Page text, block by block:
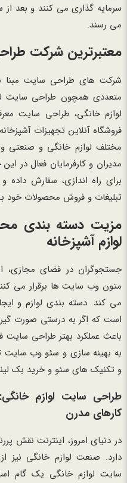
سرمایه گذاری می کنند و بعد
می رسند.
معتبرترین شرکت
شرکت های طراحی سایت
متعددی همچون طراحی سایت
لوازم خانگی، طراحی سایت
فروشگاه آنلاین تجهیزات
مختلف لوازم خانگی و صنعتی
مدیران و کارفرمایان فعال در
برای راه اندازی، سفارش
تبلیغات و فروش محصولات خود
مزیت دسته بندی
لوازم آشپزخانه
جستجوگران در فضای مجازی،
متون وب سایت ها برقرار می
می کند. دسته بندی لوازم و
است که اگر به درستی صورت
باعث عملکرد بهتر طراحی
به بهینه سازی و سئو وب سایت
و تکنیک های سئو و خرید بک
طراحی سایت لوازم
کارهای مدرن
در دنیای امروز، اینترنت نقش
دارد. صنعت لوازم خانگی نیز
سایت لوازم خانگی یک گام